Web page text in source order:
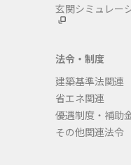
玄関シミュレー
法令・制度
建築基準法関連
省エネ関連
優遇制度・補助
その他関連法令